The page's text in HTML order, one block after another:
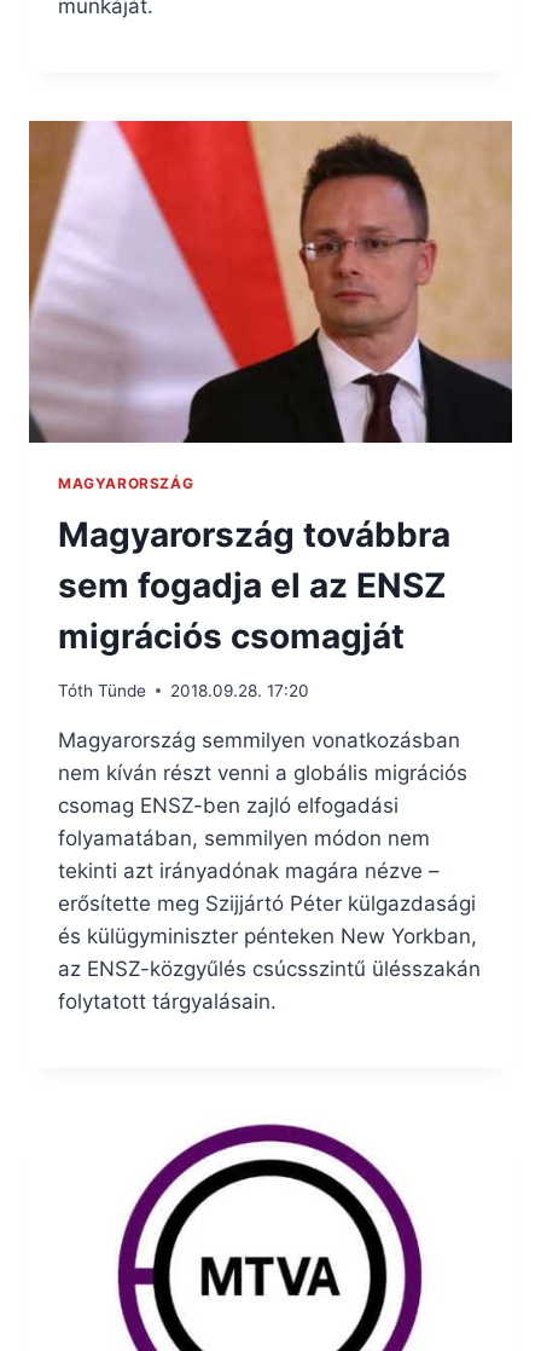
munkáját.
MAGYARORSZÁG
Magyarország továbbra
sem fogadja el az ENSZ
migrációs csomagját
Tóth Tünde 2018.09.28. 17:20
Magyarország semmilyen vonatkozásban
nem kíván részt venni a globális migrációs
csomag ENSZ-ben zajló elfogadási
folyamatában, semmilyen módon nem
tekinti azt irányadónak magára nézve –
erősítette meg Szijjártó Péter külgazdasági
és külügyminiszter pénteken New Yorkban,
az ENSZ-közgyűlés csúcsszintű ülésszakán
folytatott tárgyalásain.